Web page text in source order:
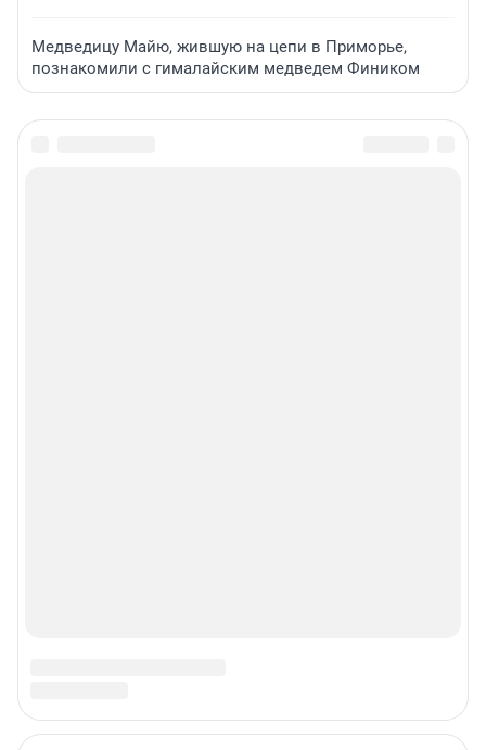
Медведицу Майю, жившую на цепи в Приморье,
познакомили с гималайским медведем Фиником